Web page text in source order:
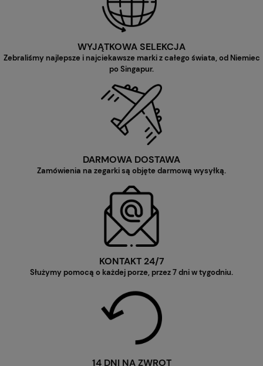
WYJĄTKOWA SELEKCJA
Zebraliśmy najlepsze i najciekawsze marki z całego świata, od Niemiec
po Singapur.
DARMOWA DOSTAWA
Zamówienia na zegarki są objęte darmową wysyłką.
KONTAKT 24/7
Służymy pomocą o każdej porze, przez 7 dni w tygodniu.
14 DNI NA ZWROT